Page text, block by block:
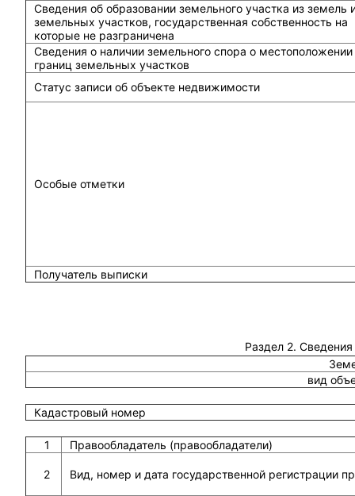
Сведения об образовании земельного участка из земель
земельных участков, государственная собственность на
которые не разграничена
Сведения о наличии земельного спора о местоположении
границ земельных участков
Статус записи об объекте недвижимости
Особые отметки
Получатель выписки
Раздел 2.
вид
Кадастровый номер
1 Правообладатель (правообладатели)
2 Вид, номер и дата государственной регистрации